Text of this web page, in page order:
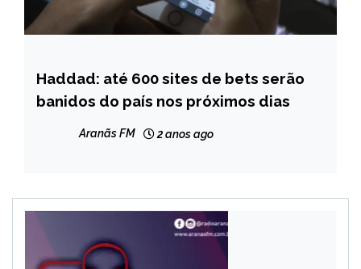
BRASIL
NOTÍCIAS
Haddad: até 600 sites de bets serão
banidos do país nos próximos dias
Aranãs FM 2 anos ago